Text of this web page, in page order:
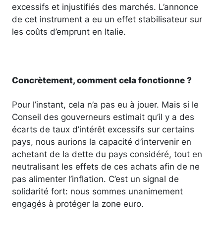
excessifs et injustifiés des marchés. L’annonce
de cet instrument a eu un effet stabilisateur sur
les coûts d’emprunt en Italie.
Concrètement, comment cela fonctionne ?
Pour l’instant, cela n’a pas eu à jouer. Mais si le
Conseil des gouverneurs estimait qu’il y a des
écarts de taux d’intérêt excessifs sur certains
pays, nous aurions la capacité d’intervenir en
achetant de la dette du pays considéré, tout en
neutralisant les effets de ces achats afin de ne
pas alimenter l’inflation. C’est un signal de
solidarité fort: nous sommes unanimement
engagés à protéger la zone euro.